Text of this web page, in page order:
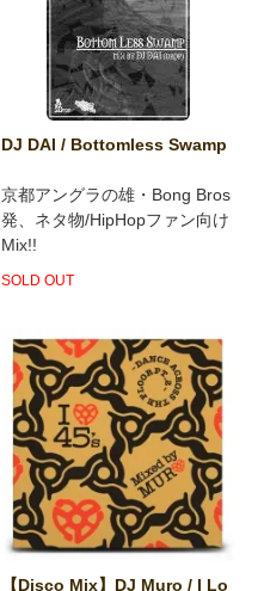
DJ DAI / Bottomless Swamp
京都アングラの雄・Bong Bros
発、ネタ物/HipHopファン向け
Mix!!
SOLD OUT
【Disco Mix】DJ Muro / I Lo